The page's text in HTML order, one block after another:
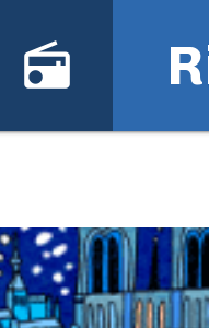
radio